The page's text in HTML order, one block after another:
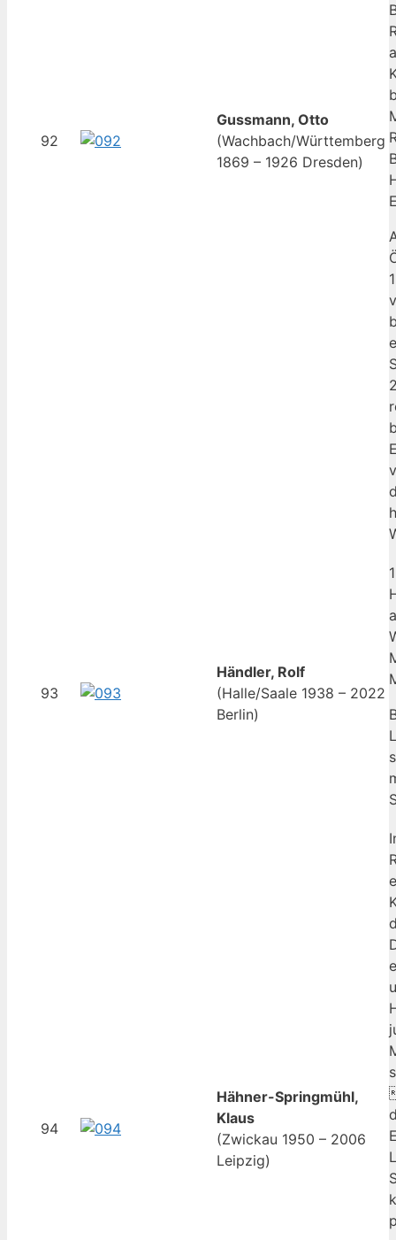
92
Gussmann, Otto
(Wachbach/Württemberg
1869 – 1926 Dresden)
93
Händler, Rolf
(Halle/Saale 1938 – 2022
Berlin)
94
Hähner-Springmühl,
Klaus
(Zwickau 1950 – 2006
Leipzig)